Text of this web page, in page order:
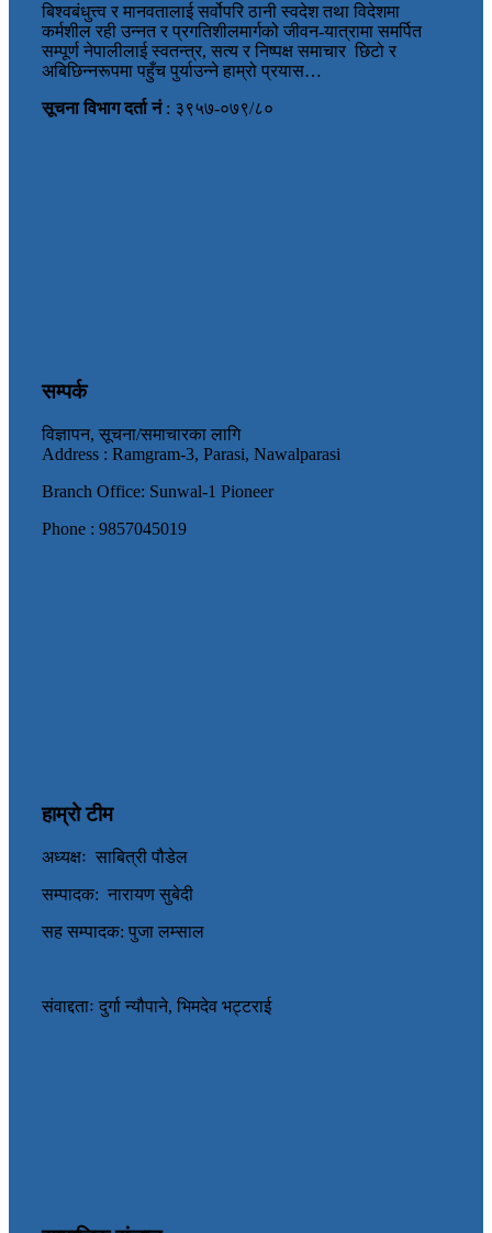
बिश्वबंधुत्त्व र मानवतालाई सर्वोपरि ठानी स्वदेश तथा विदेशमा
कर्मशील रही उन्नत र प्रगतिशीलमार्गको जीवन-यात्रामा समर्पित
सम्पूर्ण नेपालीलाई स्वतन्त्र, सत्य र निष्पक्ष समाचार छिटो र
अबिछिन्नरूपमा पहुँच पुर्याउन्ने हाम्रो प्रयास…
सूचना विभाग दर्ता नं: ३९५७-०७९/८०
सम्पर्क
विज्ञापन, सूचना/समाचारका लागि
Address : Ramgram-3, Parasi, Nawalparasi
Branch Office: Sunwal-1 Pioneer
Phone : 9857045019
हाम्रो टीम
अध्यक्षः साबित्री पौडेल
सम्पादक: नारायण सुबेदी
सह सम्पादक: पुजा लम्साल
संवाद्दताः दुर्गा न्यौपाने, भिमदेव भट्टराई